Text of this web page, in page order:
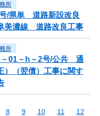
所
号/県単 道路新設改良
美濃線 道路改良工事
所
－01－h－2号/公共 通
）（翌債）工事に関す
8 9 10 11
12